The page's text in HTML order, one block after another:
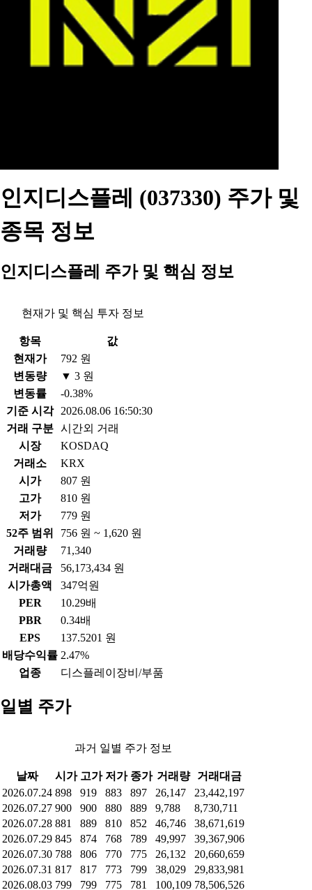
인지디스플레 (037330) 주가 및
종목 정보
인지디스플레 주가 및 핵심 정보
현재가 및 핵심 투자 정보
항목
값
현재가
792 원
변동량
▼ 3 원
변동률
-0.38%
기준 시각
2026.08.06 16:50:30
거래 구분 시간외 거래
시장
KOSDAQ
거래소
KRX
시가
807 원
고가
810 원
저가
779 원
52주 범위
756 원 ~ 1,620 원
거래량
71,340
거래대금
56,173,434 원
시가총액
347억원
PER
10.29배
PBR
0.34배
EPS
137.5201 원
배당수익률 2.47%
업종
디스플레이장비/부품
일별 주가
과거 일별 주가 정보
날짜 시가 고가 저가 종가 거래량
거래대금
2026.07.24 898 919 883 897 26,147
23,442,197
2026.07.27 900 900 880 889 9,788
8,730,711
2026.07.28 881 889 810 852 46,746
38,671,619
2026.07.29 845 874 768 789 49,997
39,367,906
2026.07.30 788 806 770 775 26,132
20,660,659
2026.07.31 817 817 773 799 38,029
29,833,981
2026.08.03 799 799 775 781 100,109 78,506,526